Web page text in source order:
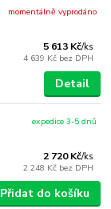
5 613 Kč/ks
4 639 Kč bez DPH
momentálně vyprodáno
Detail
2 720 Kč/ks
2 248 Kč bez DPH
expedice 3-5 dnů
Přidat do košíku